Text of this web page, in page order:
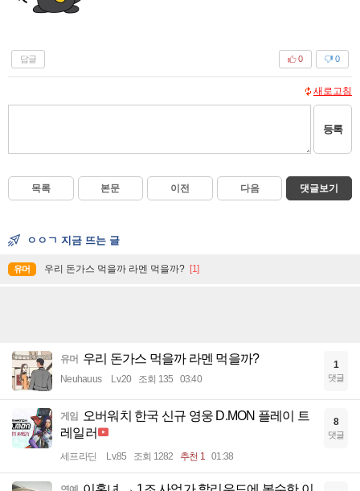
답글 0
0
새로고침
등록
목록 본문 이전 다음 댓글보기
ㅇㅇㄱ 지금 뜨는 글
유머 우리 돈가스 먹을까 라멘 먹을까? [1]
유머 우리 돈가스 먹을까 라멘 먹을까?
Neuhauus Lv.20 조회 135 03:40
1
댓글
게임 오버워치 한국 신규 영웅 D.MON 플레이 트
레일러
세프라딘 Lv.85 조회 1282 추천 1 01:38
8
댓글